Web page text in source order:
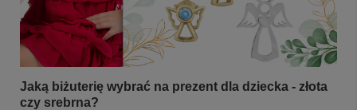
Jaką biżuterię wybrać na prezent dla dziecka - złota
czy srebrna?